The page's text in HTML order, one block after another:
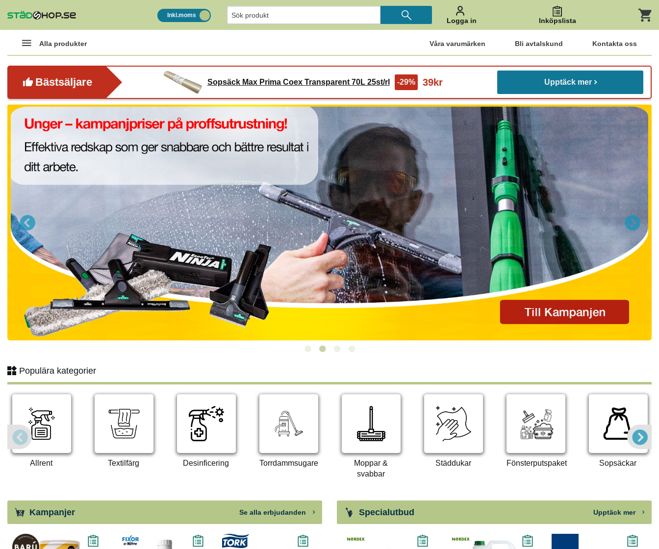
Inkl.moms
Logga in Inköpslista
Alla produkter Våra varumärken Bli avtalskund Kontakta oss
Bästsäljare Sopsäck Max Prima Coex Transparent 70L 25st/rl -29% 39kr Upptäck mer
Populära kategorier
Allrent Textilfärg Desinficering Torrdammsugare
Moppar &
svabbar
Städdukar Fönsterputspaket Sopsäckar
Kampanjer Se alla erbjudanden Specialutbud Upptäck mer